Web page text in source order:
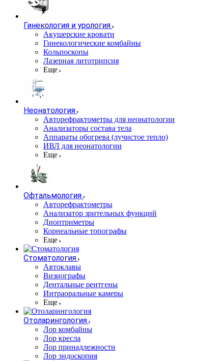
Гинекология и урология
Акушерские кровати
Гинекологические комбайны
Кольпоскопы
Лазерная литотрипсия
Еще
Неонатология
Авторефрактометры для неонатологии
Анализаторы состава тела
Аппараты обогрева (лучистое тепло)
ИВЛ для неонатологии
Еще
Офтальмология
Авторефрактометры
Анализатор зрительных функций
Диоптриметры
Корнеальные топографы
Еще
Стоматология
Автоклавы
Визиографы
Дентальные рентгены
Интраоральные камеры
Еще
Отоларингология
Лор комбайны
Лор кресла
Лор принадлежности
Лор эндоскопия